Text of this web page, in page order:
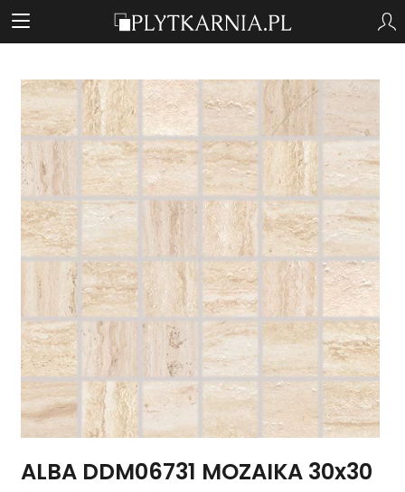
ALBA DDM06731 MOZAIKA 30x30